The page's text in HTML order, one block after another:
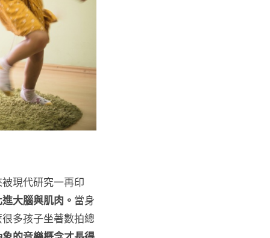
現代研究一再印
大腦與肌肉。 當身
多孩子坐著數拍總